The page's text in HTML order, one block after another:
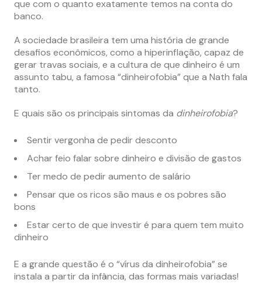
que com o quanto exatamente temos na conta do
banco.
A sociedade brasileira tem uma história de grande
desafios econômicos, como a hiperinflação, capaz de
gerar travas sociais, e a cultura de que dinheiro é um
assunto tabu, a famosa “dinheirofobia” que a Nath fala
tanto.
E quais são os principais sintomas da dinheirofobia?
Sentir vergonha de pedir desconto
Achar feio falar sobre dinheiro e divisão de gastos
Ter medo de pedir aumento de salário
Pensar que os ricos são maus e os pobres são
bons
Estar certo de que investir é para quem tem muito
dinheiro
E a grande questão é o “vírus da dinheirofobia” se
instala a partir da infância, das formas mais variadas!